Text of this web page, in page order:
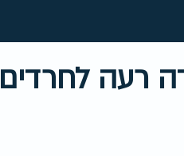
רעה לחרדים